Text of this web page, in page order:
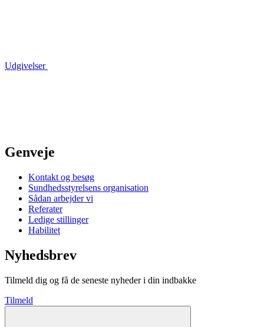
Udgivelser
Genveje
Kontakt og besøg
Sundhedsstyrelsens organisation
Sådan arbejder vi
Referater
Ledige stillinger
Habilitet
Nyhedsbrev
Tilmeld dig og få de seneste nyheder i din indbakke
Tilmeld